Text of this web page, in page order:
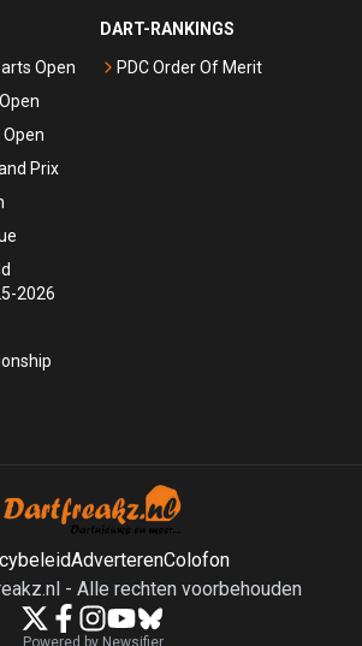
Open
Prix
2026
DART-RANKINGS
PDC Order Of Merit
AdverterenColofon
- Alle rechten voorbehouden
Powered by Newsifier